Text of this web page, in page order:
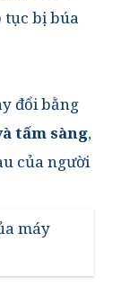
tục bị búa
đổi bằng
tấm sàng,
của người